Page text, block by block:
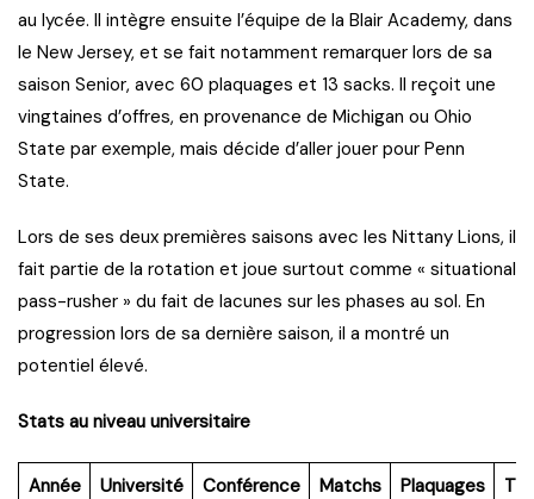
au lycée. Il intègre ensuite l’équipe de la Blair Academy, dans
le New Jersey, et se fait notamment remarquer lors de sa
saison Senior, avec 60 plaquages et 13 sacks. Il reçoit une
vingtaines d’offres, en provenance de Michigan ou Ohio
State par exemple, mais décide d’aller jouer pour Penn
State.
Lors de ses deux premières saisons avec les Nittany Lions, il
fait partie de la rotation et joue surtout comme « situational
pass-rusher » du fait de lacunes sur les phases au sol. En
progression lors de sa dernière saison, il a montré un
potentiel élevé.
Stats au niveau universitaire
Année Université Conférence Matchs Plaquages TFL